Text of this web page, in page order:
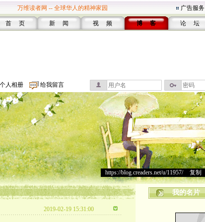
万维读者网 -- 全球华人的精神家园 广告服务
首 页 新 闻 视 频 博 客 论 坛
个人相册 给我留言
https://blog.creaders.net/u/11957/> 复制
2019-02-19 15:31:00
我的名片